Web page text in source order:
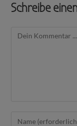
Schreibe